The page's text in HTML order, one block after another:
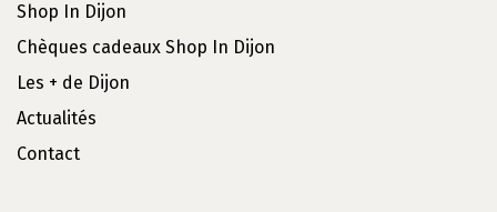
Shop In Dijon
Chèques cadeaux Shop In Dijon
Les + de Dijon
Actualités
Contact